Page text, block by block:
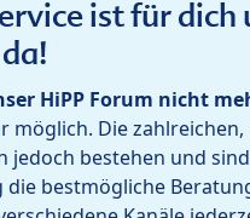
ist für dich
HiPP Forum nicht
möglich. Die zahlreichen,
jedoch bestehen und sind
bestmögliche